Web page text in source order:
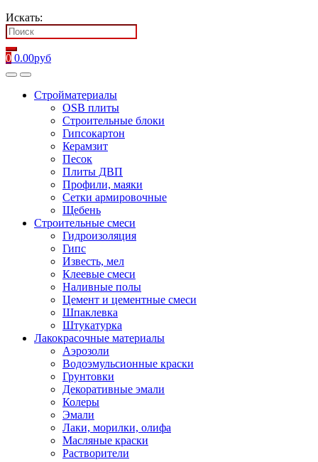
Искать:
0 0.00руб
Стройматериалы
OSB плиты
Строительные блоки
Гипсокартон
Керамзит
Песок
Плиты ДВП
Профили, маяки
Сетки армировочные
Щебень
Строительные смеси
Гидроизоляция
Гипс
Известь, мел
Клеевые смеси
Наливные полы
Цемент и цементные смеси
Шпаклевка
Штукатурка
Лакокрасочные материалы
Аэрозоли
Водоэмульсионные краски
Грунтовки
Декоративные эмали
Колеры
Эмали
Лаки, морилки, олифа
Масляные краски
Растворители